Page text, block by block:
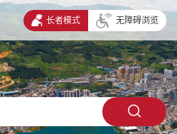
长者模式 无障碍浏览